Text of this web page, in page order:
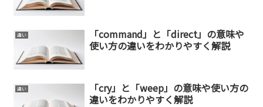
違い
「command」と「direct」の意味や
使い方の違いをわかりやすく解説
違い
「cry」と「weep」の意味や使い方の
違いをわかりやすく解説